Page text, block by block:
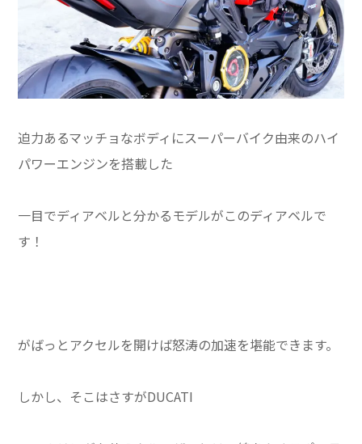
迫力あるマッチョなボディにスーパーバイク由来のハイ
パワーエンジンを搭載した
一目でディアベルと分かるモデルがこのディアベルで
す！
がばっとアクセルを開けば怒涛の加速を堪能できます。
しかし、そこはさすがDUCATI